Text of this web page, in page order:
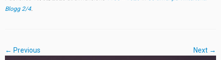
Blogg 2/4.
← Previous Next →